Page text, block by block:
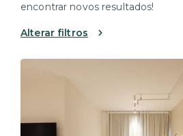
encontrar novos resultados!
Alterar filtros